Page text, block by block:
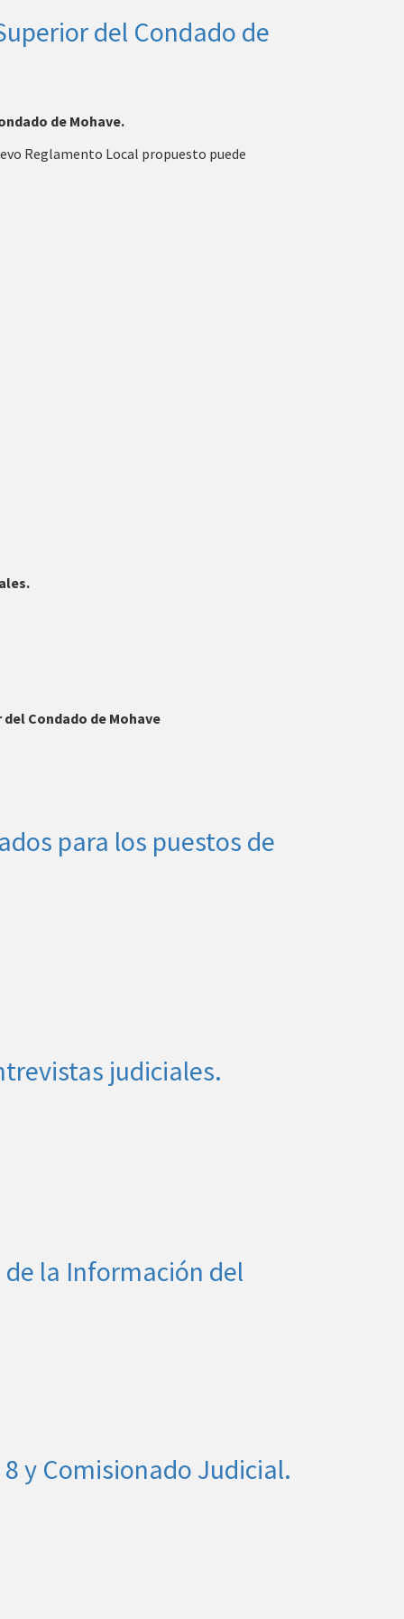
del Condado de
de Mohave.
Reglamento Local propuesto puede
Condado de Mohave
para los puestos de
judiciales.
la Información del
y Comisionado Judicial.